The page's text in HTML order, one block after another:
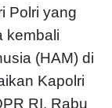
Polri yang
kembali
(HAM) di
Kapolri
RI, Rabu